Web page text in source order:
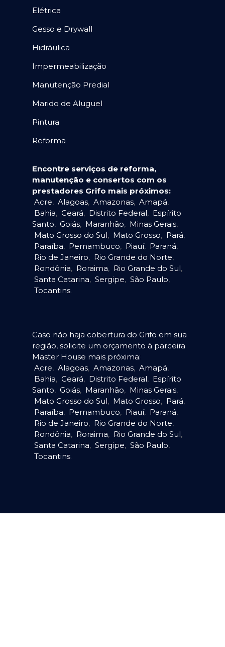
Elétrica
Gesso e Drywall
Hidráulica
Impermeabilização
Manutenção Predial
Marido de Aluguel
Pintura
Reforma
Encontre serviços de reforma,
manutenção e consertos com os
prestadores Grifo mais próximos:
Acre, Alagoas, Amazonas, Amapá,
Bahia, Ceará, Distrito Federal, Espírito
Santo, Goiás, Maranhão, Minas Gerais,
Mato Grosso do Sul, Mato Grosso, Pará,
Paraíba, Pernambuco, Piauí, Paraná,
Rio de Janeiro, Rio Grande do Norte,
Rondônia, Roraima, Rio Grande do Sul,
Santa Catarina, Sergipe, São Paulo,
Tocantins.
Caso não haja cobertura do Grifo em sua
região, solicite um orçamento à parceira
Master House mais próxima:
Acre, Alagoas, Amazonas, Amapá,
Bahia, Ceará, Distrito Federal, Espírito
Santo, Goiás, Maranhão, Minas Gerais,
Mato Grosso do Sul, Mato Grosso, Pará,
Paraíba, Pernambuco, Piauí, Paraná,
Rio de Janeiro, Rio Grande do Norte,
Rondônia, Roraima, Rio Grande do Sul,
Santa Catarina, Sergipe, São Paulo,
Tocantins.